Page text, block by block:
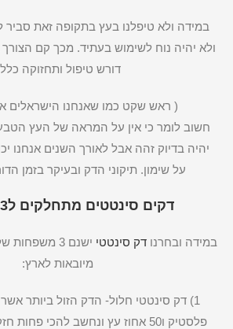
במידה ולא טיפלנו בעץ בתקופה זאת סביר
ולא יהיה נוח לשימוש בעתיד. מכך קם
דורש טיפול ותחזוקה
( ראש שקט כמו שאנחנו הישראלים
חשוב לומר כי אין על המראה של העץ
יהיה בדיוק זהה אבל לאורך השנים אנחנו
על שימון. תיקוני הדק ובעיקר בזמן
דקים סינטטים מתחלקים ל3 משפחות
במידה ובחרנו דק סינטטי
ישנם 3
מיובאות לארץ:
פלסטיק ו50 אחוז עץ ונחשב להכי פחות חזק בקרב הסינטטים.